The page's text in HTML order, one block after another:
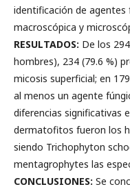
identificación de
macroscópica y
RESULTADOS: De los
hombres), 234 (79.6 %)
micosis superficial; en
al menos un agente
diferencias significativas
dermatofitos fueron los
siendo Trichophyton
mentagrophytes las
CONCLUSIONES: Se